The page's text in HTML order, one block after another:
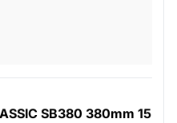
SB380 380mm 15